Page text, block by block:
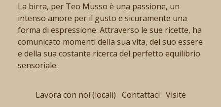
La birra, per Teo Musso è una passione, un
intenso amore per il gusto e sicuramente una
forma di espressione. Attraverso le sue ricette, ha
comunicato momenti della sua vita, del suo essere
e della sua costante ricerca del perfetto equilibrio
sensoriale.
Lavora con noi (locali) Contattaci Visite